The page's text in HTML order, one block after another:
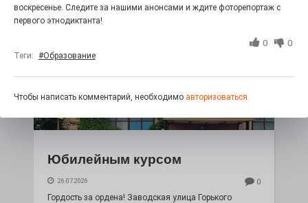
Юбилейным курсом
26.07.2026 0
Гордость за ордена! Заводская улица Горького
воскресенье. Следите за нашими анонсами и ждите фоторепортаж с
первого этнодиктанта!
0 0
Теги: #Образование
Чтобы написать комментарий, необходимо авторизоваться.